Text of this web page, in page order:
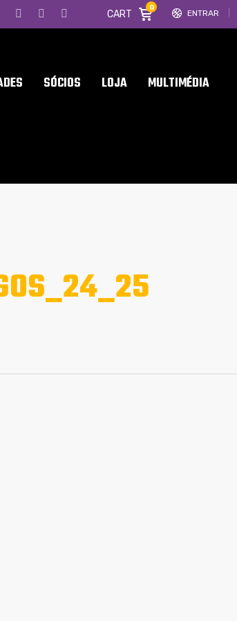
ENTRAR
CART
0
SÓCIOS LOJA MULTIMÉDIA